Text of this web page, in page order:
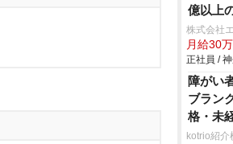
億以上
事
株式会社
月給30
正社員 /
障がい
ブラン
格・未
kotrio紹介